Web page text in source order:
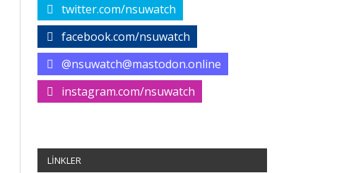
twitter.com/nsuwatch
facebook.com/nsuwatch
@nsuwatch@mastodon.online
instagram.com/nsuwatch
LİNKLER